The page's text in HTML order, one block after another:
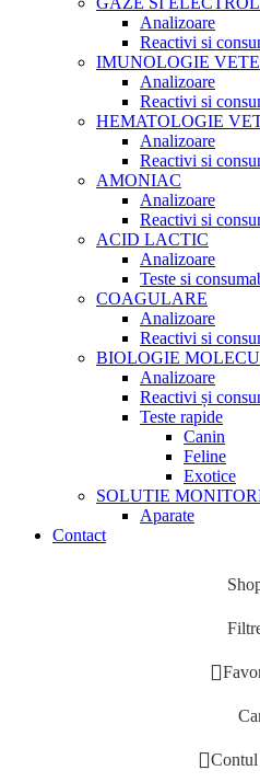
Analizoare
Reactivi si
IMUNOLOGIE
Analizoare
Reactivi si
HEMATOLOGIE
Analizoare
Reactivi si
AMONIAC
Analizoare
Reactivi si
ACID LACTIC
Analizoare
Teste si
COAGULARE
Analizoare
Reactivi si
BIOLOGIE
Analizoare
Reactivi și
Teste rapide
Canin
Feline
Exotice
SOLUTIE
Aparate
Contact
Contul